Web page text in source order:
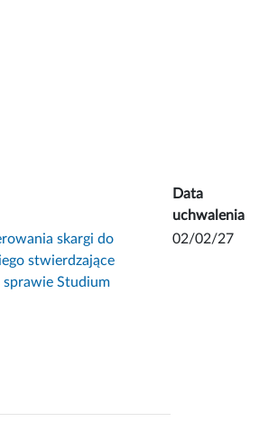
Data
uchwalenia
skargi do
stwierdzające
Studium
02/02/27